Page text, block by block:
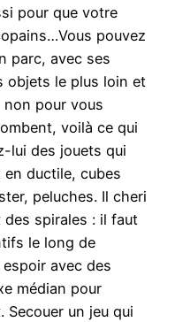
pour que votre
pouvez
parc, avec ses
objets le plus loin et
pour vous
voilà ce qui
lui des jouets qui
en ductile, cubes
peluches. Il cheri
spirales : il faut
le long de
avec des
médian pour
Secouer un jeu qui